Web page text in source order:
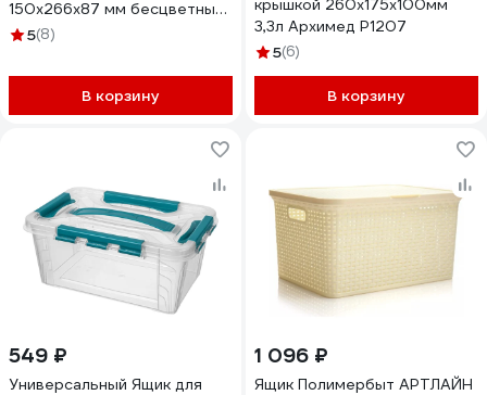
150x266x87 мм бесцветный
433218301
5(8)
В корзину
крышкой 260x175x100мм
3,3л Архимед Р1207
5(6)
В корзину
549 ₽
Универсальный Ящик для
1 096 ₽
Ящик Полимербыт АРТЛАЙН